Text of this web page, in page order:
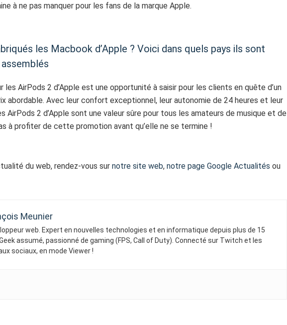
à ne pas manquer pour les fans de la marque Apple.
les Macbook d’Apple ? Voici dans quels pays ils sont
les AirPods 2 d’Apple est une opportunité à saisir pour les clients en quête d’un
abordable. Avec leur confort exceptionnel, leur autonomie de 24 heures et leur
AirPods 2 d’Apple sont une valeur sûre pour tous les amateurs de musique et de
à profiter de cette promotion avant qu’elle ne se termine !
du web, rendez-vous sur notre site web, notre page Google Actualités ou
Meunier
web. Expert en nouvelles technologies et en informatique depuis plus de 15
assumé, passionné de gaming (FPS, Call of Duty). Connecté sur Twitch et les
sociaux, en mode Viewer !